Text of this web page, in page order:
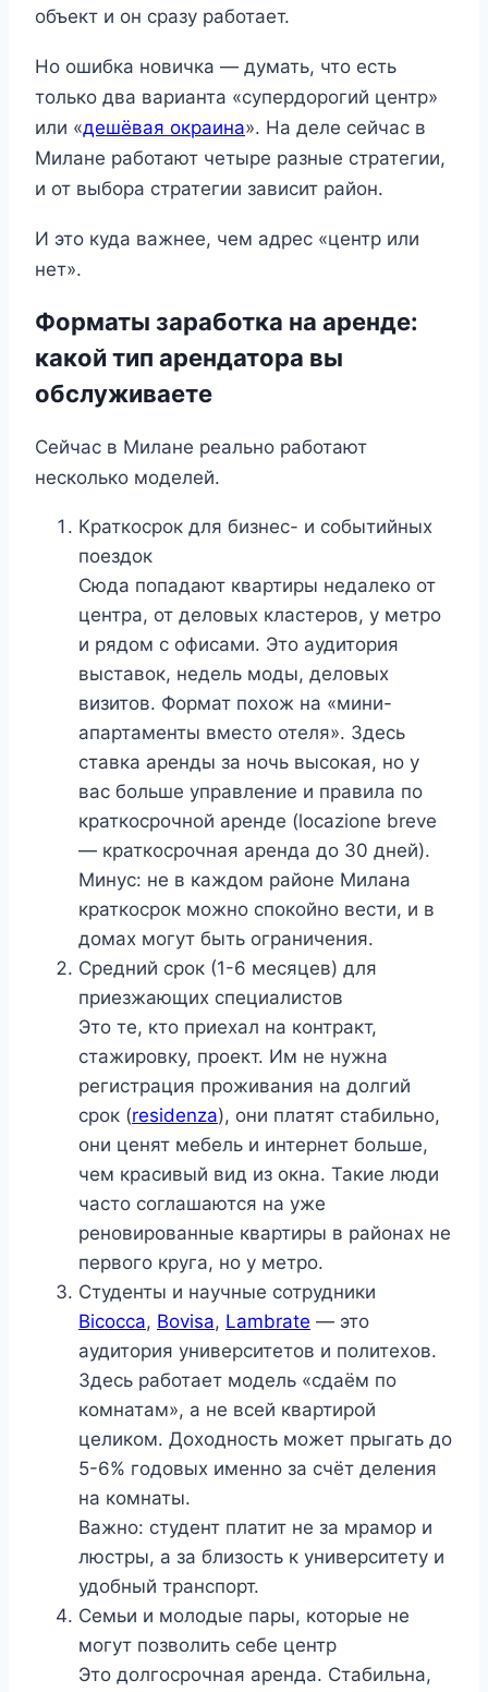
объект и он сразу работает.
Но ошибка новичка — думать, что есть
только два варианта «супердорогий центр»
или «дешёвая окраина». На деле сейчас в
Милане работают четыре разные стратегии,
и от выбора стратегии зависит район.
И это куда важнее, чем адрес «центр или
нет».
Форматы заработка на аренде:
какой тип арендатора вы
обслуживаете
Сейчас в Милане реально работают
несколько моделей.
Краткосрок для бизнес- и событийных
поездок
Сюда попадают квартиры недалеко от
центра, от деловых кластеров, у метро
и рядом с офисами. Это аудитория
выставок, недель моды, деловых
визитов. Формат похож на «мини-
апартаменты вместо отеля». Здесь
ставка аренды за ночь высокая, но у
вас больше управление и правила по
краткосрочной аренде (locazione breve
— краткосрочная аренда до 30 дней).
Минус: не в каждом районе Милана
краткосрок можно спокойно вести, и в
домах могут быть ограничения.
Средний срок (1-6 месяцев) для
приезжающих специалистов
Это те, кто приехал на контракт,
стажировку, проект. Им не нужна
регистрация проживания на долгий
срок (residenza), они платят стабильно,
они ценят мебель и интернет больше,
чем красивый вид из окна. Такие люди
часто соглашаются на уже
реновированные квартиры в районах не
первого круга, но у метро.
Студенты и научные сотрудники
Bicocca, Bovisa, Lambrate — это
аудитория университетов и политехов.
Здесь работает модель «сдаём по
комнатам», а не всей квартирой
целиком. Доходность может прыгать до
5-6% годовых именно за счёт деления
на комнаты.
Важно: студент платит не за мрамор и
люстры, а за близость к университету и
удобный транспорт.
Семьи и молодые пары, которые не
могут позволить себе центр
Это долгосрочная аренда. Стабильна,